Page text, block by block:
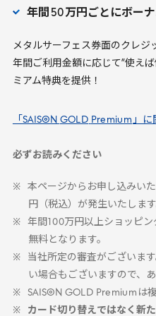
年間 50万円ごとにボー
メタルサーフェス券面のクレジ
年間ご利用金額に応じて”使え
ミアム特典を提供！
「SAISON GOLD Premium 」
必ずお読みください
本ページからお申し込みい
円（税込）が発生いたします
年間
100万円以上ショッピ
無料となります。
当社所定の審査がございま
い場合もございますので、
SAISON GOLD Premium は
カード切り替えではなく新